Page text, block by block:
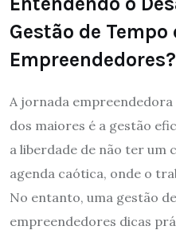
Gestão de
Empreendedores?
A jornada empreendedora
dos maiores é a gestão
a liberdade de não ter um
agenda caótica, onde o
No entanto, uma gestão
empreendedores dicas